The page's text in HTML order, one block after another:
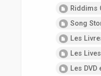
Riddims
Song
Les
Les
Les DVD